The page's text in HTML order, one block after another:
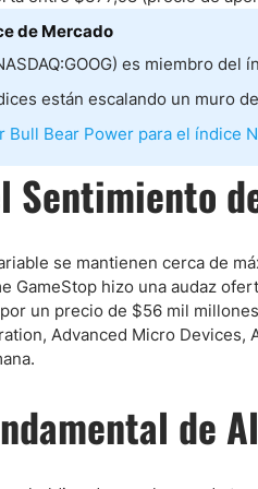
Todos los
Mercado
Todas las
de Mercado
es miembro del
están escalando un muro
Bull Bear Power para el índice
Sentimiento
se mantienen cerca de
GameStop hizo una audaz
un precio de $56 mil
Advanced Micro Devices,
de